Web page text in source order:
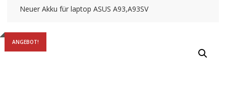
Neuer Akku für laptop ASUS A93,A93SV
ANGEBOT!